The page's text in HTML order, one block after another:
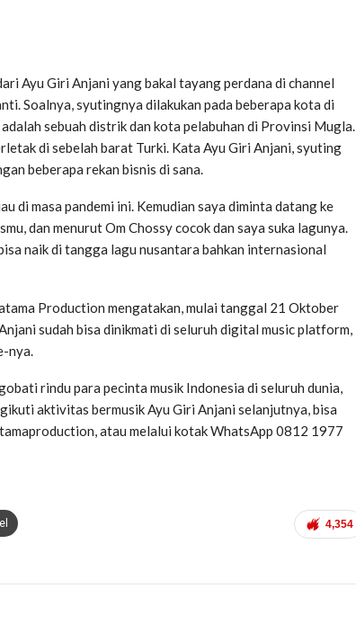
Ayu Giri Anjani yang bakal tayang perdana di channel
Soalnya, syutingnya dilakukan pada beberapa kota di
sebuah distrik dan kota pelabuhan di Provinsi Mugla.
di sebelah barat Turki. Kata Ayu Giri Anjani, syuting
beberapa rekan bisnis di sana.
di masa pandemi ini. Kemudian saya diminta datang ke
dan menurut Om Chossy cocok dan saya suka lagunya.
naik di tangga lagu nusantara bahkan internasional
Production mengatakan, mulai tanggal 21 Oktober
sudah bisa dinikmati di seluruh digital music platform,
nya.
rindu para pecinta musik Indonesia di seluruh dunia,
aktivitas bermusik Ayu Giri Anjani selanjutnya, bisa
atau melalui kotak WhatsApp 0812 1977
4,354